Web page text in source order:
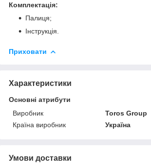
Комплектація:
Палиця;
Інструкція.
Приховати
Характеристики
Основні атрибути
Виробник
Toros Group
Країна виробник
Україна
Умови доставки